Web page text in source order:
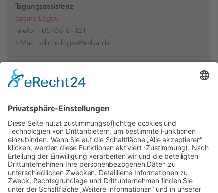
Tagungsassistenz
Sabine Loges
Telefon: 05766 81-121
E-Mail: sabine.loges@evlka.de
Presseakkreditierung
Florian Kühl
E-Mail: florian.kuehl@evlka.de
Newsletter
Presse
Anfahrt
Partner